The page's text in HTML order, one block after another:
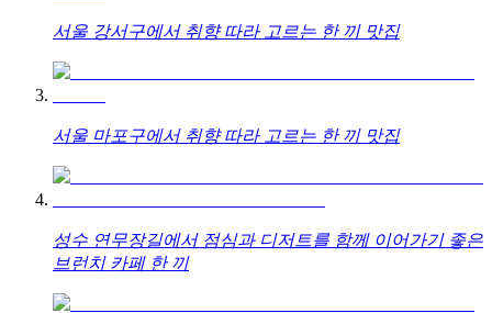
서울 강서구에서 취향 따라 고르는 한 끼 맛집
서울 마포구에서 취향 따라 고르는 한 끼 맛집
성수 연무장길에서 점심과 디저트를 함께 이어가기 좋은
브런치 카페 한 끼